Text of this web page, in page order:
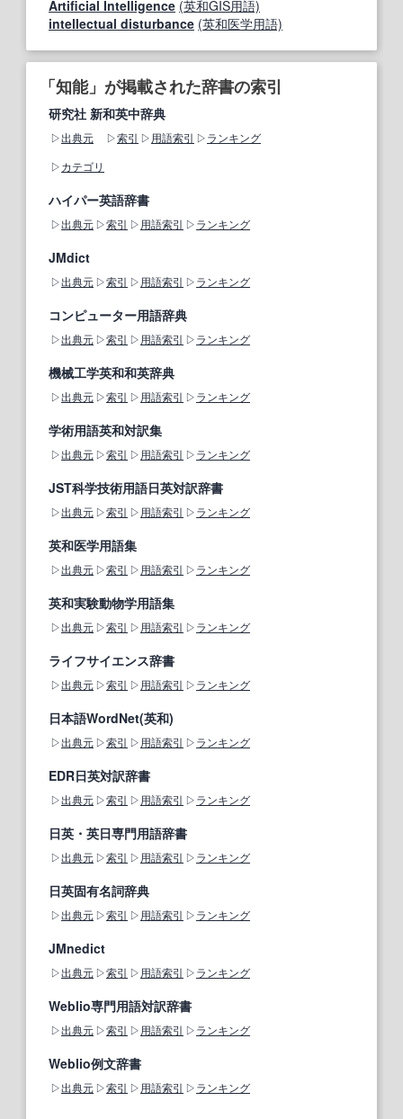
Artificial Intelligence (英和GIS用語)
intellectual disturbance (英和医学用語)
「知能」が掲載された辞書の索引
研究社 新和英中辞典
出典元 索引 用語索引
ランキング
カテゴリ
ハイパー英語辞書
出典元 索引 用語索引 ランキング
JMdict
出典元 索引 用語索引 ランキング
コンピューター用語辞典
出典元 索引 用語索引 ランキング
機械工学英和和英辞典
出典元 索引 用語索引 ランキング
学術用語英和対訳集
出典元 索引 用語索引 ランキング
JST科学技術用語日英対訳辞書
出典元 索引 用語索引 ランキング
英和医学用語集
出典元 索引 用語索引 ランキング
英和実験動物学用語集
出典元 索引 用語索引 ランキング
ライフサイエンス辞書
出典元 索引 用語索引 ランキング
日本語WordNet(英和)
出典元 索引 用語索引 ランキング
EDR日英対訳辞書
出典元 索引 用語索引 ランキング
日英・英日専門用語辞書
出典元 索引 用語索引 ランキング
日英固有名詞辞典
出典元 索引 用語索引 ランキング
JMnedict
出典元 索引 用語索引 ランキング
Weblio専門用語対訳辞書
出典元 索引 用語索引 ランキング
Weblio例文辞書
出典元 索引 用語索引 ランキング